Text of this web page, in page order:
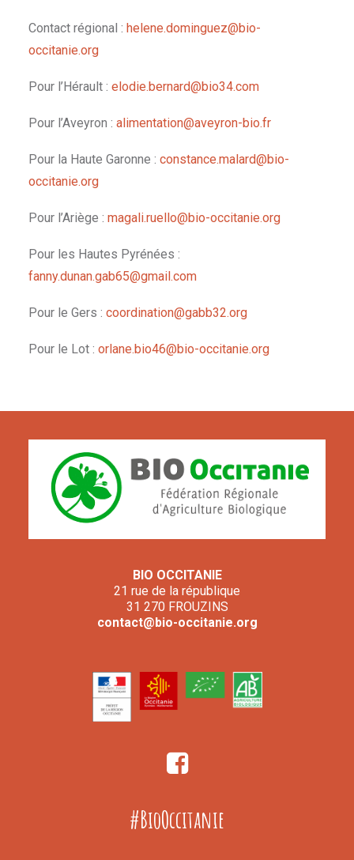
Contact régional : helene.dominguez@bio-
occitanie.org
Pour l’Hérault : elodie.bernard@bio34.com
Pour l’Aveyron : alimentation@aveyron-bio.fr
Pour la Haute Garonne : constance.malard@bio-
occitanie.org
Pour l’Ariège : magali.ruello@bio-occitanie.org
Pour les Hautes Pyrénées :
fanny.dunan.gab65@gmail.com
Pour le Gers : coordination@gabb32.org
Pour le Lot : orlane.bio46@bio-occitanie.org
BIO OCCITANIE
21 rue de la république
31 270 FROUZINS
contact@bio-occitanie.org
#BioOccitanie